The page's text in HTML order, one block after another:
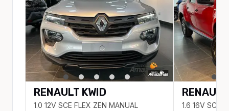
RENAULT KWID
1.0 12V SCE FLEX ZEN MANUAL
RENAULT
1.6 16V SCE